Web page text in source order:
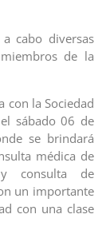
cabo diversas
de la
con la Sociedad
sábado 06 de
se brindará
médica de
y consulta de
un importante
con una clase